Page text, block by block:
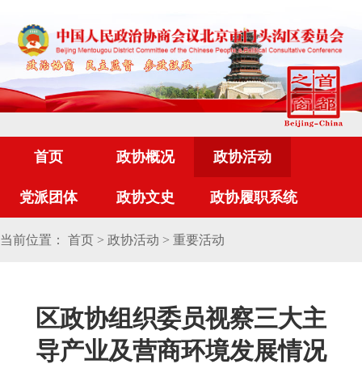
首页 政协概况 政协活动
党派团体 政协文史 政协履职系统
当前位置： 首页 > 政协活动 > 重要活动
区政协组织委员视察三大主
导产业及营商环境发展情况